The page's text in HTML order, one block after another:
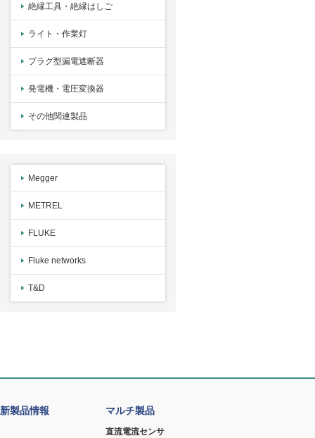
絶縁工具・絶縁はしご
ライト・作業灯
プラグ型漏電遮断器
発電機・電圧変換器
その他関連製品
Megger
METREL
FLUKE
Fluke networks
T&D
新製品情報 マルチ製品
直流電流センサ